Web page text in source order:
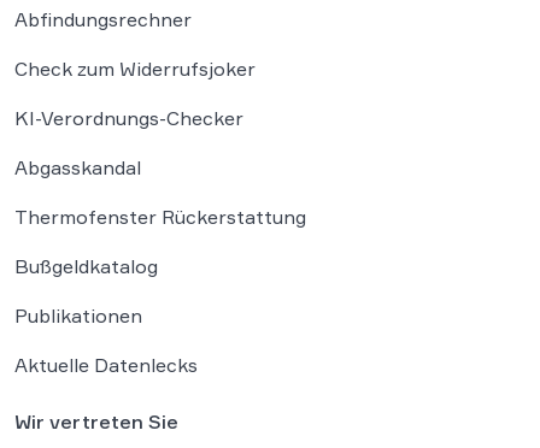
Abfindungsrechner
Check zum Widerrufsjoker
KI-Verordnungs-Checker
Abgasskandal
Thermofenster Rückerstattung
Bußgeldkatalog
Publikationen
Aktuelle Datenlecks
Wir vertreten Sie